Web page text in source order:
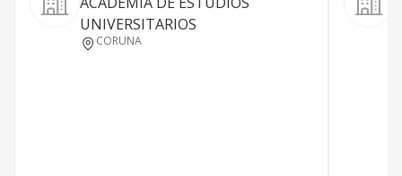
UNIVERSITARIOS
CORUNA